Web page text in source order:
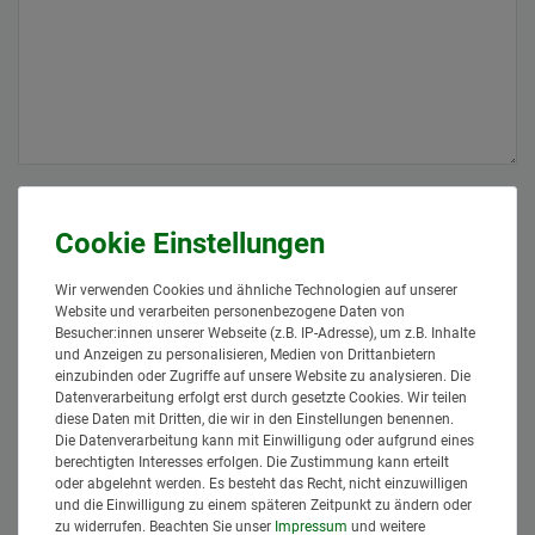
Hiermit bestätige ich, dass ich die Daten­schutz­erklärung
habe.
Anfrage senden
Wir verwenden Cookies und ähnliche Technologien auf unserer
Website und verarbeiten personenbezogene Daten von
Besucher:innen unserer Webseite (z.B. IP-Adresse), um z.B. Inhalte
und Anzeigen zu personalisieren, Medien von Drittanbietern
einzubinden oder Zugriffe auf unsere Website zu analysieren. Die
Datenverarbeitung erfolgt erst durch gesetzte Cookies. Wir teilen
diese Daten mit Dritten, die wir in den Einstellungen benennen.
Die Datenverarbeitung kann mit Einwilligung oder aufgrund eines
berechtigten Interesses erfolgen. Die Zustimmung kann erteilt
oder abgelehnt werden. Es besteht das Recht, nicht einzuwilligen
und die Einwilligung zu einem späteren Zeitpunkt zu ändern oder
zu widerrufen. Beachten Sie unser Impressum und weitere